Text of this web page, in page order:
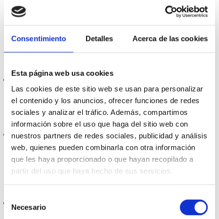
Consentimiento Detalles Acerca de las cookies
Esta página web usa cookies
Las cookies de este sitio web se usan para personalizar
el contenido y los anuncios, ofrecer funciones de redes
sociales y analizar el tráfico. Además, compartimos
información sobre el uso que haga del sitio web con
nuestros partners de redes sociales, publicidad y análisis
web, quienes pueden combinarla con otra información
que les haya proporcionado o que hayan recopilado a
partir del uso que haya hecho de sus servicios.
Necesario
La decisión de constituir una sociedad mercantil
profesional, el volumen de facturación, la inversión
En primer lugar, conviene valorar si el volumen de
facturación anual es alto. Si supera los 50.000 euros,
puede ser beneficioso constituir una sociedad mercantil
para aprovechar las ventajas fiscales que ofrece.
Otro factor a valorar es la inversión necesaria en bienes
y servicios. Si la actividad requiere una inversión
elevada, constituir una sociedad mercantil puede ser la
mejor opción para separar el patrimonio personal del
Por último, también conviene tener en cuenta el riesgo
de la actividad. Si ésta puede generar situaciones de